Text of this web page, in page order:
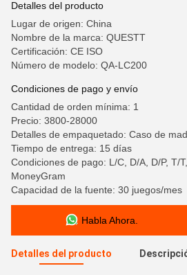
Detalles del producto
Lugar de origen: China
Nombre de la marca: QUESTT
Certificación: CE ISO
Número de modelo: QA-LC200
Condiciones de pago y envío
Cantidad de orden mínima: 1
Precio: 3800-28000
Detalles de empaquetado: Caso de
Tiempo de entrega: 15 días
Condiciones de pago: L/C, D/A, D/P, T/
MoneyGram
Capacidad de la fuente: 30 juegos/mes
Habla Ahora.
Detalles del producto